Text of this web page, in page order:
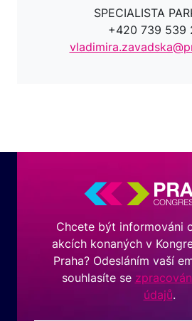
SPECIALISTA
+420 739 539
Chcete být informováni
akcích konaných v
Praha? Odesláním vaší
souhlasíte se
údajů.